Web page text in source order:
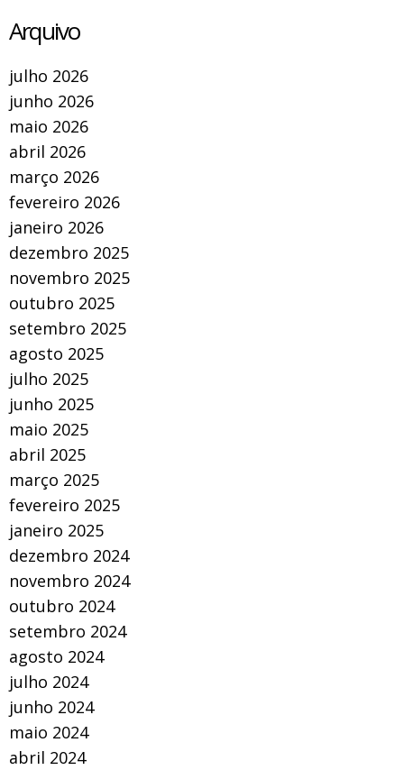
Arquivo
julho 2026
junho 2026
maio 2026
abril 2026
março 2026
fevereiro 2026
janeiro 2026
dezembro 2025
novembro 2025
outubro 2025
setembro 2025
agosto 2025
julho 2025
junho 2025
maio 2025
abril 2025
março 2025
fevereiro 2025
janeiro 2025
dezembro 2024
novembro 2024
outubro 2024
setembro 2024
agosto 2024
julho 2024
junho 2024
maio 2024
abril 2024